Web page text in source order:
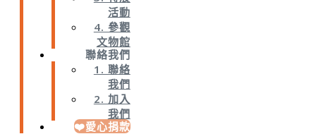
活動
4. 參觀
文物館
聯絡我們
1. 聯絡
我們
2. 加入
我們
❤️愛心捐款